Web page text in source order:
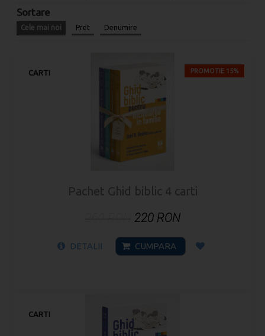
Sortare
Cele mai noi Pret Denumire
CARTI PROMOTIE 15%
Pachet Ghid biblic 4 carti
220 RON
DETALII CUMPARA
CARTI